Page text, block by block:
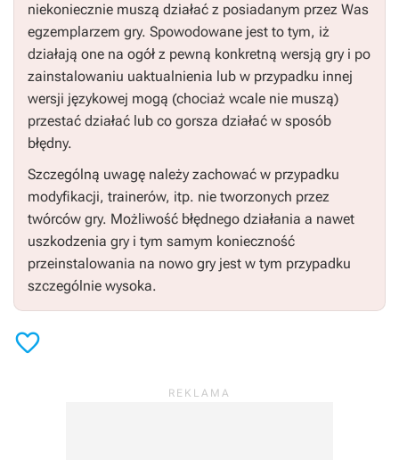
niekoniecznie muszą działać z posiadanym przez Was
egzemplarzem gry. Spowodowane jest to tym, iż
działają one na ogół z pewną konkretną wersją gry i po
zainstalowaniu uaktualnienia lub w przypadku innej
wersji językowej mogą (chociaż wcale nie muszą)
przestać działać lub co gorsza działać w sposób
błędny.
Szczególną uwagę należy zachować w przypadku
modyfikacji, trainerów, itp. nie tworzonych przez
twórców gry. Możliwość błędnego działania a nawet
uszkodzenia gry i tym samym konieczność
przeinstalowania na nowo gry jest w tym przypadku
szczególnie wysoka.
